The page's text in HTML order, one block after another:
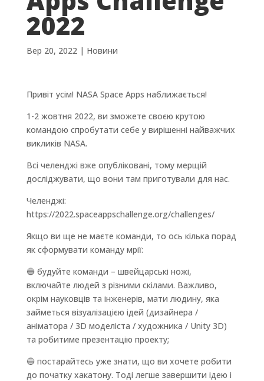
2022
Вер 20, 2022| Новини
Привіт усім! NASA Space Apps наближається!
1-2 жовтня 2022, ви зможете своєю крутою
командою спробутати себе у вирішенні найважчих
викликів NASA.
Всі челенджі вже опубліковані, тому мерщій
досліджувати, що вони там приготували для нас.
Челенджі:
https://2022.spaceappschallenge.org/challenges/
Якщо ви ще не маєте команди, то ось кілька порад
як сформувати команду мрії:
🔵 будуйте команди – швейцарські ножі,
включайте людей з різними скілами. Важливо,
окрім науковців та інженерів, мати людину, яка
займеться візуалізацією ідей (дизайнера /
аніматора / 3D моделіста / художника / Unity 3D)
та робитиме презентацію проекту;
🔵 постарайтесь уже знати, що ви хочете робити
до початку хакатону. Тоді легше завершити ідею і